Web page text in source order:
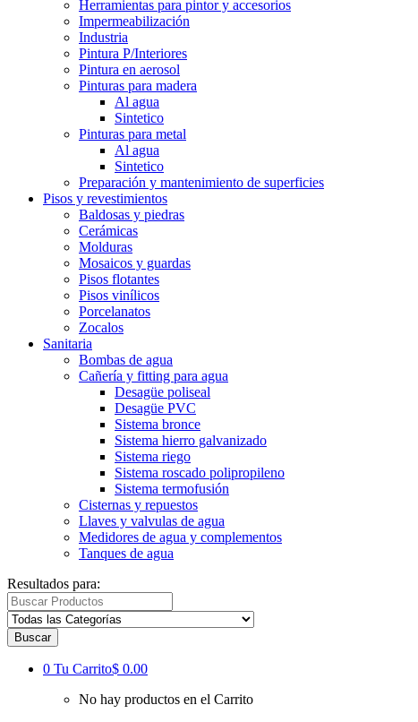
Herramientas para pintor y accesorios
Impermeabilización
Industria
Pintura P/Interiores
Pintura en aerosol
Pinturas para madera
Al agua
Sintetico
Pinturas para metal
Al agua
Sintetico
Preparación y mantenimiento de superficies
Pisos y revestimientos
Baldosas y piedras
Cerámicas
Molduras
Mosaicos y guardas
Pisos flotantes
Pisos vinílicos
Porcelanatos
Zocalos
Sanitaria
Bombas de agua
Cañería y fitting para agua
Desagüe poliseal
Desagüe PVC
Sistema bronce
Sistema hierro galvanizado
Sistema riego
Sistema roscado polipropileno
Sistema termofusión
Cisternas y repuestos
Llaves y valvulas de agua
Medidores de agua y complementos
Tanques de agua
Resultados para:
Buscar
0 Tu Carrito$ 0.00
No hay productos en el Carrito